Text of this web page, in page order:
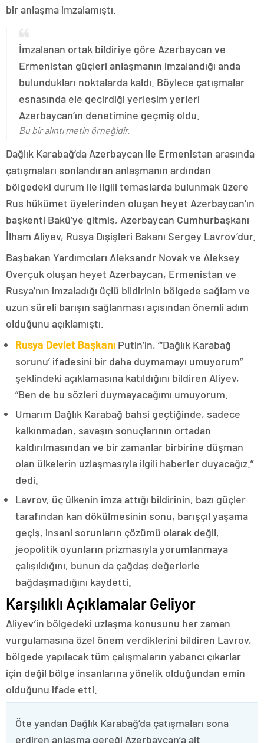
bir anlaşma imzalamıştı.
İmzalanan ortak bildiriye göre Azerbaycan ve
Ermenistan güçleri anlaşmanın imzalandığı anda
bulundukları noktalarda kaldı. Böylece çatışmalar
esnasında ele geçirdiği yerleşim yerleri
Azerbaycan’ın denetimine geçmiş oldu.
Bu bir alıntı metin örneğidir.
Dağlık Karabağ’da Azerbaycan ile Ermenistan arasında
çatışmaları sonlandıran anlaşmanın ardından
bölgedeki durum ile ilgili temaslarda bulunmak üzere
Rus hükümet üyelerinden oluşan heyet Azerbaycan’ın
başkenti Bakü’ye gitmiş, Azerbaycan Cumhurbaşkanı
İlham Aliyev, Rusya Dışişleri Bakanı Sergey Lavrov’dur.
Başbakan Yardımcıları Aleksandr Novak ve Aleksey
Overçuk oluşan heyet Azerbaycan, Ermenistan ve
Rusya’nın imzaladığı üçlü bildirinin bölgede sağlam ve
uzun süreli barışın sağlanması açısından önemli adım
olduğunu açıklamıştı.
Rusya Devlet Başkanı Putin’in, “‘Dağlık Karabağ
sorunu’ ifadesini bir daha duymamayı umuyorum”
şeklindeki açıklamasına katıldığını bildiren Aliyev,
“Ben de bu sözleri duymayacağımı umuyorum.
Umarım Dağlık Karabağ bahsi geçtiğinde, sadece
kalkınmadan, savaşın sonuçlarının ortadan
kaldırılmasından ve bir zamanlar birbirine düşman
olan ülkelerin uzlaşmasıyla ilgili haberler duyacağız.”
dedi.
Lavrov, üç ülkenin imza attığı bildirinin, bazı güçler
tarafından kan dökülmesinin sonu, barışçıl yaşama
geçiş, insani sorunların çözümü olarak değil,
jeopolitik oyunların prizmasıyla yorumlanmaya
çalışıldığını, bunun da çağdaş değerlerle
bağdaşmadığını kaydetti.
Karşılıklı Açıklamalar Geliyor
Aliyev’in bölgedeki uzlaşma konusunu her zaman
vurgulamasına özel önem verdiklerini bildiren Lavrov,
bölgede yapılacak tüm çalışmaların yabancı çıkarlar
için değil bölge insanlarına yönelik olduğundan emin
olduğunu ifade etti.
Öte yandan Dağlık Karabağ’da çatışmaları sona
erdiren anlaşma gereği Azerbaycan’a ait